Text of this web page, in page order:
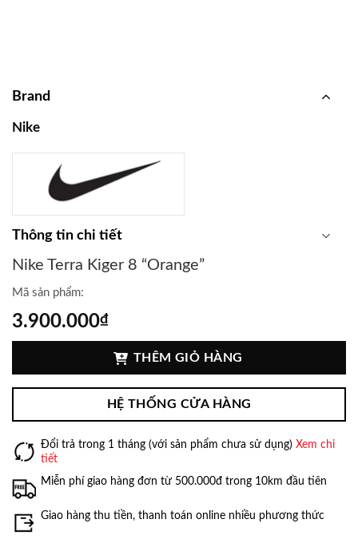
Brand
Nike
Thông tin chi tiết
Nike Terra Kiger 8 “Orange”
Mã sản phẩm:
3.900.000₫
THÊM GIỎ HÀNG
HỆ THỐNG CỬA HÀNG
Đổi trả trong 1 tháng (với sản phẩm chưa sử dụng) Xem chi
tiết
Miễn phí giao hàng đơn từ 500.000đ trong 10km đầu tiên
Giao hàng thu tiền, thanh toán online nhiều phương thức